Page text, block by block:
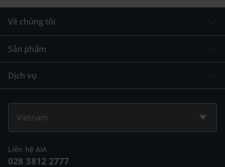
Về chúng tôi
Sản phẩm
Dịch vụ
Vietnam
Liên hệ AIA
028 3812 2777